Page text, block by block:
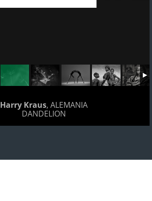
Harry Kraus, ALEMANIA
DANDELION